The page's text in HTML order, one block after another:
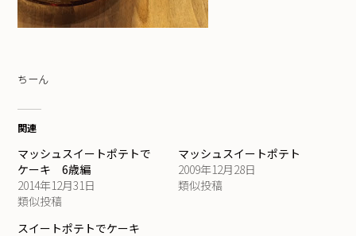
ちーん
関連
マッシュスイートポテトで
ケーキ 6歳編
2014年12月31日
類似投稿
マッシュスイートポテト
2009年12月28日
類似投稿
スイートポテトでケーキ